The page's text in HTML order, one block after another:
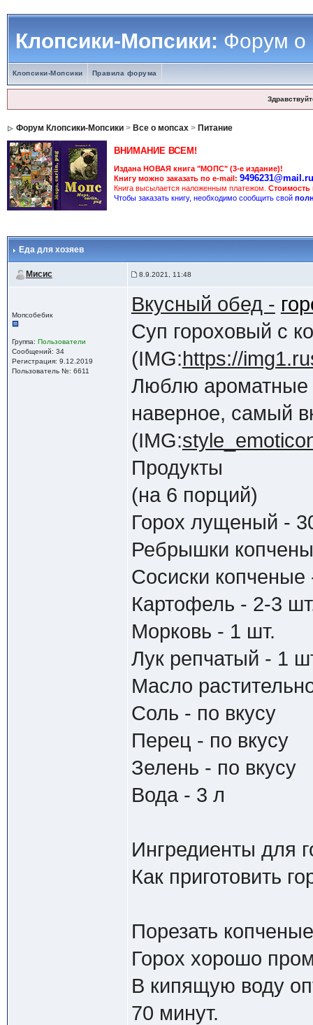
Клопсики-Мопсики:Форум о
Клопсики-Мопсики Правила форума
Форум Клопсики-Мопсики> Все о мопсах> Питание
ВНИМАНИЕ ВСЕМ!
Издана НОВАЯ книга "МОПС" (3-е издание)!
Книгу можно заказать по e-mail: 9496231@mail.ru
Книга высылается наложенным платежом. Стоимость
Чтобы заказать книгу, необходимо сообщить свой
Еда для хозяев
Мисис 8.9.2021, 11:48
Мопсобебик
Группа: Пользователи
Сообщений: 34
Регистрация: 9.12.2019
Пользователь №: 6611
Вкусный обед -
Суп гороховый с
(IMG:https://
Люблю ароматные
наверное, самый
(IMG:
Продукты
(на 6 порций)
Горох лущеный -
Ребрышки
Сосиски копченые
Картофель - 2-3
Морковь - 1 шт.
Лук репчатый - 1
Масло
Соль - по вкусу
Перец - по вкусу
Зелень - по вкусу
Вода - 3 л
Ингредиенты для
Как приготовить
Порезать
Горох хорошо
В кипящую воду
70 минут.